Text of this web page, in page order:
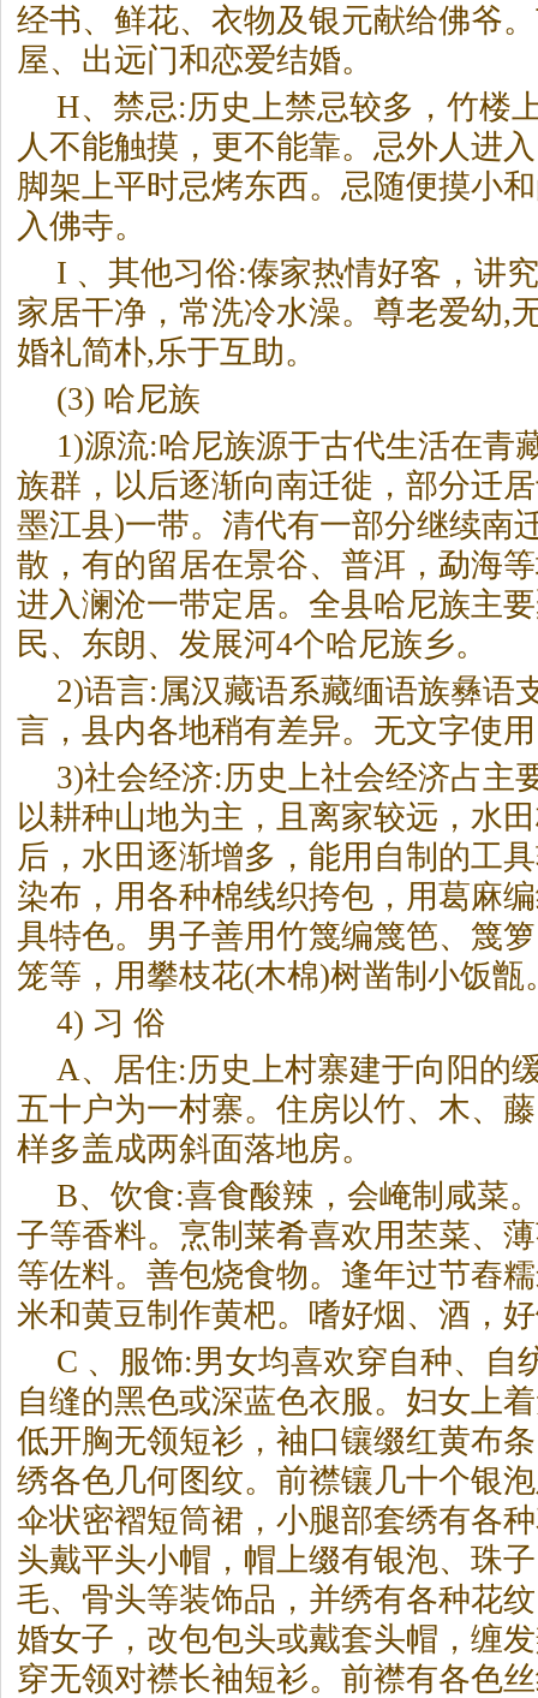
经书、鲜花、衣物及银元献给佛爷
屋、出远门和恋爱结婚。
H、禁忌:历史上禁忌较多，竹楼
人不能触摸，更不能靠。忌外人进
脚架上平时忌烤东西。忌随便摸小
入佛寺。
I 、其他习俗:傣家热情好客，讲
家居干净，常洗冷水澡。尊老爱幼,
婚礼简朴,乐于互助。
(3) 哈尼族
1)源流:哈尼族源于古代生活在青
族群，以后逐渐向南迁徙，部分迁
墨江县)一带。清代有一部分继续南
散，有的留居在景谷、普洱，勐海
进入澜沧一带定居。全县哈尼族主
民、东朗、发展河4个哈尼族乡。
2)语言:属汉藏语系藏缅语族彝语
言，县内各地稍有差异。无文字使
3)社会经济:历史上社会经济占主
以耕种山地为主，且离家较远，水
后，水田逐渐增多，能用自制的工
染布，用各种棉线织挎包，用葛麻
具特色。男子善用竹篾编篾笆、篾
笼等，用攀枝花(木棉)树凿制小饭甑
4) 习 俗
A、居住:历史上村寨建于向阳的
五十户为一村寨。住房以竹、木、
样多盖成两斜面落地房。
B、饮食:喜食酸辣，会崦制咸菜
子等香料。烹制莱肴喜欢用苤菜、
等佐料。善包烧食物。逢年过节舂
米和黄豆制作黄杷。嗜好烟、酒，
C 、服饰:男女均喜欢穿自种、自
自缝的黑色或深蓝色衣服。妇女上
低开胸无领短衫，袖口镶缀红黄布
绣各色几何图纹。前襟镶几十个银
伞状密褶短筒裙，小腿部套绣有各
头戴平头小帽，帽上缀有银泡、珠
毛、骨头等装饰品，并绣有各种花
婚女子，改包包头或戴套头帽，缠
穿无领对襟长袖短衫。前襟有各色